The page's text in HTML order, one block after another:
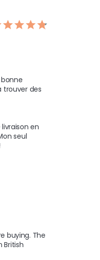
bonne
trouver des
en
seul
buying. The